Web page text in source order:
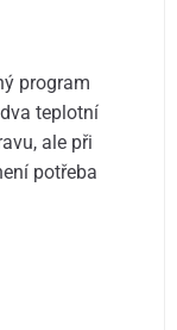
program
teplotní
ale při
potřeba